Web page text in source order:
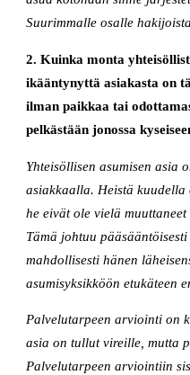
Suurimmalle osalle
2. Kuinka monta
ikääntynyttä asiakasta on
ilman paikkaa tai
pelkästään jonossa
Yhteisöllisen asumisen asia
asiakkaalla. Heistä kuudella
he eivät ole vielä
Tämä johtuu
mahdollisesti hänen
asumisyksikköön etukäteen
Palvelutarpeen arviointi on
asia on tullut vireille, mutta
Palvelutarpeen arviointiin